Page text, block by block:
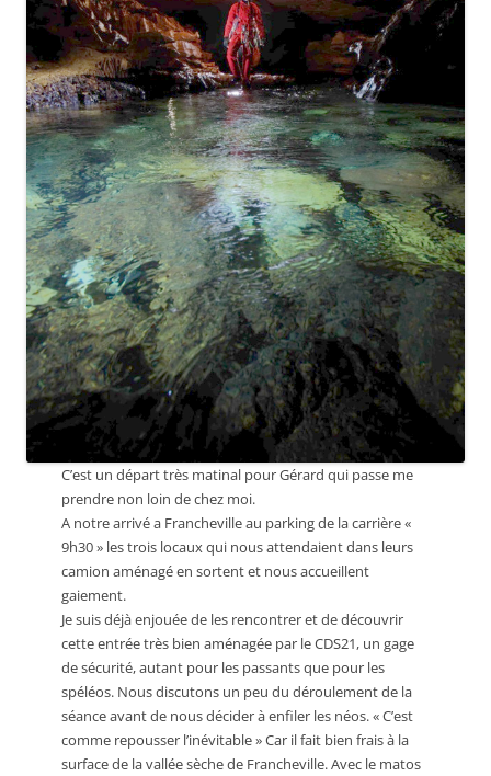
C’est un départ très matinal pour Gérard qui passe me
prendre non loin de chez moi.
A notre arrivé a Francheville au parking de la carrière «
9h30 » les trois locaux qui nous attendaient dans leurs
camion aménagé en sortent et nous accueillent
gaiement.
Je suis déjà enjouée de les rencontrer et de découvrir
cette entrée très bien aménagée par le CDS21, un gage
de sécurité, autant pour les passants que pour les
spéléos. Nous discutons un peu du déroulement de la
séance avant de nous décider à enfiler les néos. « C’est
comme repousser l’inévitable » Car il fait bien frais à la
surface de la vallée sèche de Francheville. Avec le matos